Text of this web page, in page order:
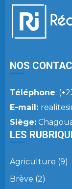
NOS
Téléphone:
E-mail:
Siège:
LES
Agriculture (9)
Brève (2)